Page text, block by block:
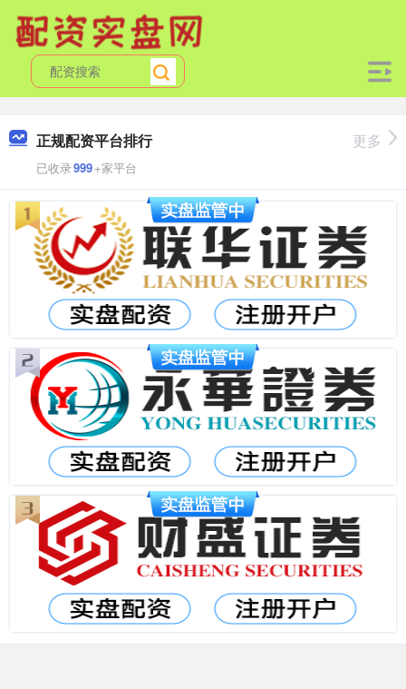
正规配资平台排行
已收录999+家平台
更多